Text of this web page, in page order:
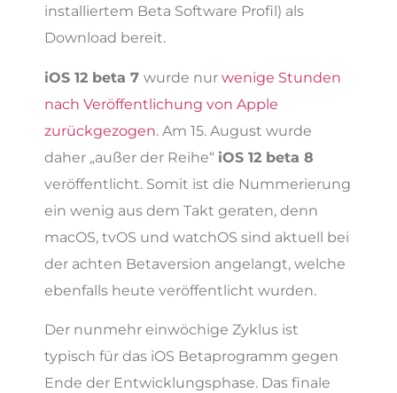
installiertem Beta Software Profil) als
Download bereit.
iOS 12 beta 7 wurde nur wenige Stunden
nach Veröffentlichung von Apple
zurückgezogen. Am 15. August wurde
daher „außer der Reihe“ iOS 12 beta 8
veröffentlicht. Somit ist die Nummerierung
ein wenig aus dem Takt geraten, denn
macOS, tvOS und watchOS sind aktuell bei
der achten Betaversion angelangt, welche
ebenfalls heute veröffentlicht wurden.
Der nunmehr einwöchige Zyklus ist
typisch für das iOS Betaprogramm gegen
Ende der Entwicklungsphase. Das finale